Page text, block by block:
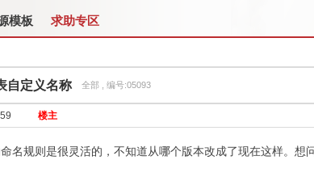
模板 求助专区
自定义名称 全部 , 编号:05093
楼主
名规则是很灵活的，不知道从哪个版本改成了现在这样。